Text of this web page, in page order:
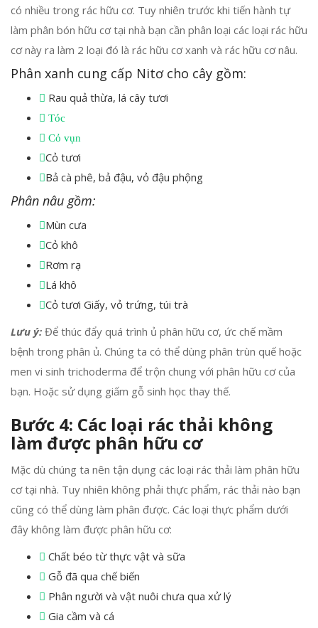
có nhiều trong rác hữu cơ. Tuy nhiên trước khi tiến hành tự
làm phân bón hữu cơ tại nhà bạn cần phân loại các loại rác hữu
cơ này ra làm 2 loại đó là rác hữu cơ xanh và rác hữu cơ nâu.
Phân xanh cung cấp Nitơ cho cây gồm:
Rau quả thừa, lá cây tươi
Tóc
Cỏ vụn
Cỏ tươi
Bả cà phê, bả đậu, vỏ đậu phộng
Phân nâu gồm:
Mùn cưa
Cỏ khô
Rơm rạ
Lá khô
Cỏ tươi Giấy, vỏ trứng, túi trà
Lưu ý: Để thúc đẩy quá trình ủ phân hữu cơ, ức chế mầm
bệnh trong phân ủ. Chúng ta có thể dùng phân trùn quế hoặc
men vi sinh trichoderma để trộn chung với phân hữu cơ của
bạn. Hoặc sử dụng giấm gỗ sinh học thay thế.
Bước 4: Các loại rác thải không
làm được phân hữu cơ
Mặc dù chúng ta nên tận dụng các loại rác thải làm phân hữu
cơ tại nhà. Tuy nhiên không phải thực phẩm, rác thải nào bạn
cũng có thể dùng làm phân được. Các loại thực phẩm dưới
đây không làm được phân hữu cơ:
Chất béo từ thực vật và sữa
Gỗ đã qua chế biến
Phân người và vật nuôi chưa qua xử lý
Gia cầm và cá